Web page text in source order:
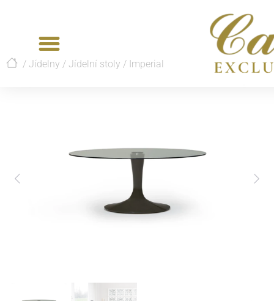
/ Jídelny / Jídelní stoly / Imperial